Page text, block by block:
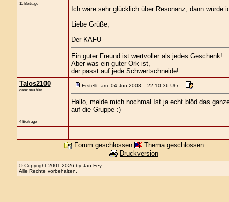
11 Beiträge
Ich wäre sehr glücklich über Resonanz, dann würde
Liebe Grüße,
Der KAFU
Ein guter Freund ist wertvoller als jedes Geschenk!
Aber was ein guter Ork ist,
der passt auf jede Schwertschneide!
Talos2100
ganz neu hier
4 Beiträge
Erstellt am: 04 Jun 2008 : 22:10:36 Uhr
Hallo, melde mich nochmal.Ist ja echt blöd das
auf die Gruppe :)
Forum geschlossen
Thema geschlossen
Druckversion
© Copyright 2001-2026 by Jan Fey
Alle Rechte vorbehalten.